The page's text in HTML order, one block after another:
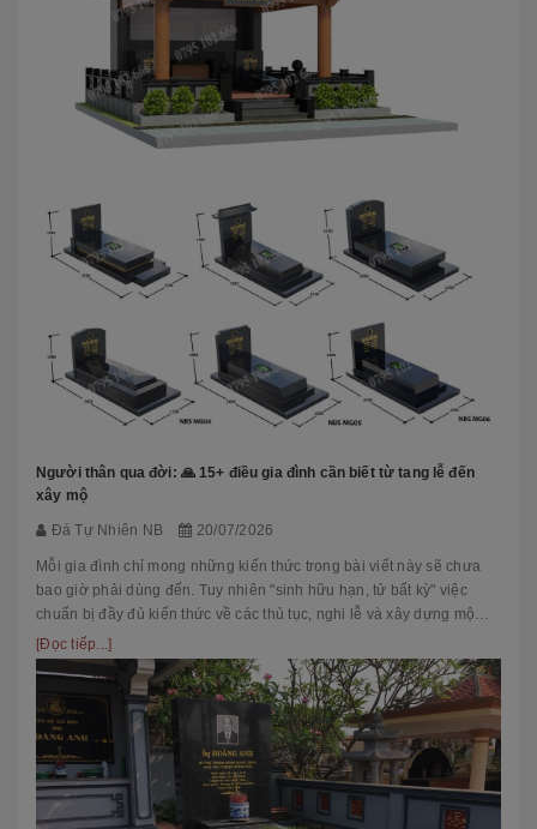
Người thân qua đời: 🙏 15+ điều gia đình cần biết từ tang lễ đến
xây mộ
Đá Tự Nhiên NB 20/07/2026
Mỗi gia đình chỉ mong những kiến thức trong bài viết này sẽ chưa
bao giờ phải dùng đến. Tuy nhiên "sinh hữu hạn, tử bất kỳ" việc
chuẩn bị đầy đủ kiến thức về các thủ tục, nghi lễ và xây dựng mộ
phầ...
[Đọc tiếp...]